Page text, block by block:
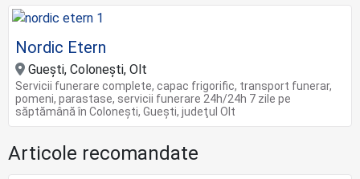
Nordic Etern
Gueşti, Coloneşti, Olt
Servicii funerare complete, capac frigorific, transport funerar,
pomeni, parastase, servicii funerare 24h/24h 7 zile pe
săptămână în Coloneşti, Gueşti, judeţul Olt
Articole recomandate